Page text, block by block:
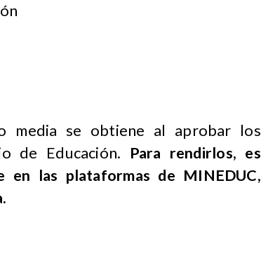
media se obtiene al aprobar los
de Educación. Para rendirlos, es
en las plataformas de MINEDUC,